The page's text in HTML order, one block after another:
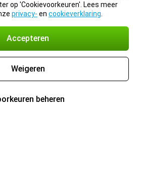
op 'Cookievoorkeuren'. Lees meer
privacy- en cookieverklaring
Accepteren
Weigeren
beheren